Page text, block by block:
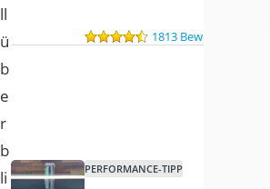
ll
ü
b
e
r
b
li
1813 Bewertungen
PERFORMANCE-TIPP